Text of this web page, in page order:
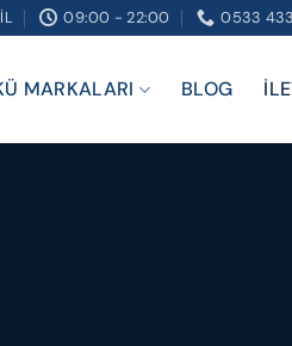
09:00 - 22:00 0533
MARKALARI BLOG